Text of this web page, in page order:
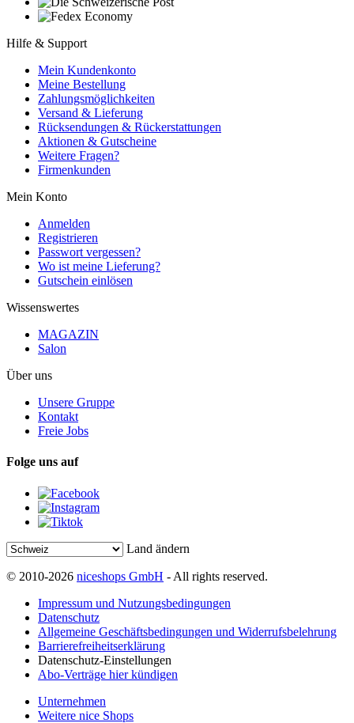
Hilfe & Support
Mein Kundenkonto
Meine Bestellung
Zahlungsmöglichkeiten
Versand & Lieferung
Rücksendungen & Rückerstattungen
Aktionen & Gutscheine
Weitere Fragen?
Firmenkunden
Mein Konto
Anmelden
Registrieren
Passwort vergessen?
Wo ist meine Lieferung?
Gutschein einlösen
Wissenswertes
MAGAZIN
Salon
Über uns
Unsere Gruppe
Kontakt
Freie Jobs
Folge uns auf
Land ändern
© 2010-2026 niceshops GmbH - All rights reserved.
Impressum und Nutzungsbedingungen
Datenschutz
Allgemeine Geschäftsbedingungen und Widerrufsbelehrung
Barrierefreiheitserklärung
Datenschutz-Einstellungen
Abo-Verträge hier kündigen
Unternehmen
Weitere nice Shops